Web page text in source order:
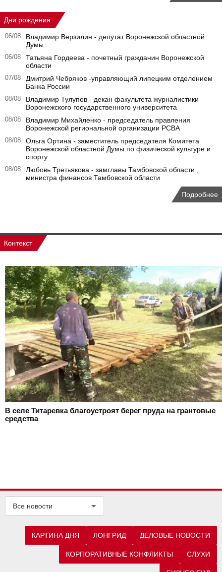
Дни рождения
06/08
Владимир Верзилин - депутат Воронежской областной
Думы
06/08
Татьяна Гордеева - почетный гражданин Воронежской
области
07/08
Дмитрий Чебряков -управляющий липецким отделением
Банка России
08/08
Владимир Тулупов - декан факультета журналистики
Воронежского государственного университета
08/08
Владимир Михайленко - председатель правления
Воронежской региональной организации РСВА
08/08
Ольга Ортина - заместитель председателя Комитета
Воронежской областной Думы по физической культуре и
спорту
08/08
Любовь Третьякова - замглавы Тамбовской области ,
министра финансов Тамбовской области
Подробнее
Контекст
В селе Титаревка благоустроят берег пруда на грантовые
средства
Все новости
КАРТИНА ДНЯ ЛОНГРИД ДЕЛОВЫЕ НОВОСТИ
КОРПОРАТИВНЫЕ КОНФЛИКТЫ СЛУХИ